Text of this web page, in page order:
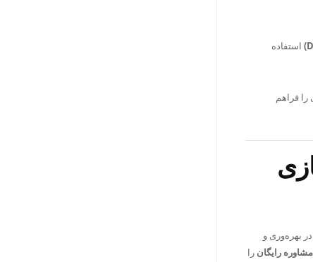
استفاده
فراهم
بهره‌وری و
مشاوره رایگان را